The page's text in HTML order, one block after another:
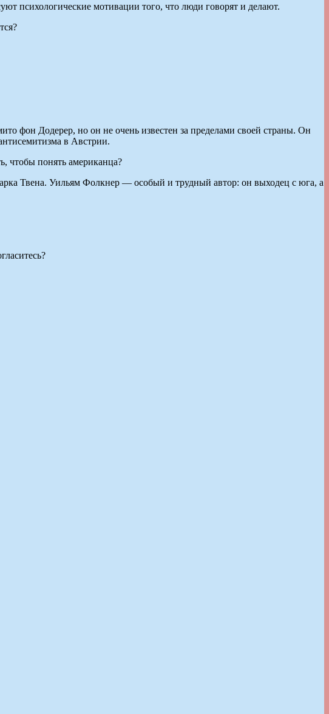
психологические мотивации того, что люди говорят и делают.
фон Додерер, но он не очень известен за пределами своей страны. Он
в Австрии.
чтобы понять американца?
Твена. Уильям Фолкнер — особый и трудный автор: он выходец с юга, а